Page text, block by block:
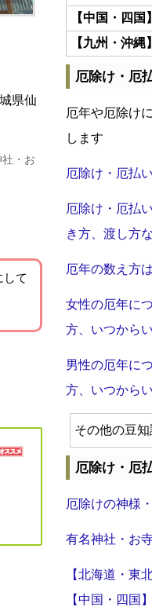
県仙
・お
して
【中国・四国】
【九州・沖縄】
厄除け・厄
厄年や厄除け
します
厄除け・厄払
厄除け・厄払
き方、渡し方
厄年の数え方
女性の厄年に
方、いつから
男性の厄年に
方、いつから
その他の豆
厄除け・厄
厄除けの神様
有名神社・お
【北海道・東北
【中国・四国】